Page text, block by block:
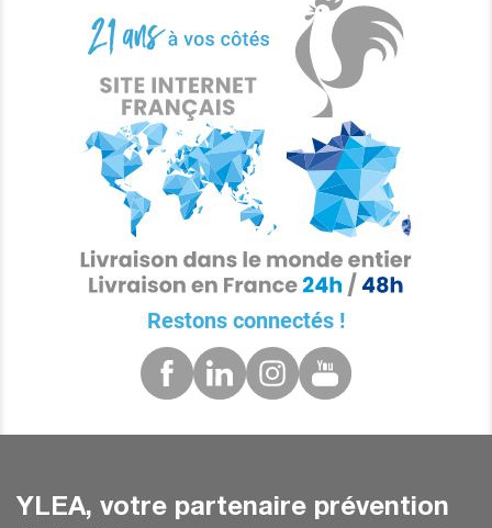
Restons connectés !
YLEA, votre partenaire prévention